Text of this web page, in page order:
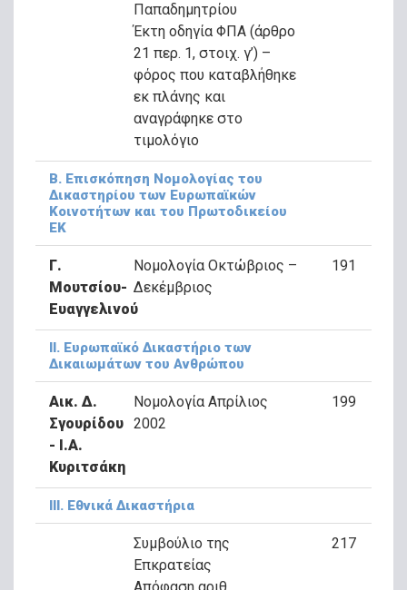
Παπαδημητρίου
Έκτη οδηγία ΦΠΑ (άρθρο
21 περ. 1, στοιχ. γ’) –
φόρος που καταβλήθηκε
εκ πλάνης και
αναγράφηκε στο
τιμολόγιο
Β. Επισκόπηση Νομολογίας του
Δικαστηρίου των Ευρωπαϊκών
Κοινοτήτων και του Πρωτοδικείου
ΕΚ
Γ.
Μουτσίου-
Ευαγγελινού
Νομολογία Οκτώβριος –
Δεκέμβριος
191
ΙΙ. Ευρωπαϊκό Δικαστήριο των
Δικαιωμάτων του Ανθρώπου
Αικ. Δ.
Σγουρίδου
- Ι.Α.
Κυριτσάκη
Νομολογία Απρίλιος
2002
199
ΙΙΙ. Εθνικά Δικαστήρια
Συμβούλιο της
Επκρατείας
217